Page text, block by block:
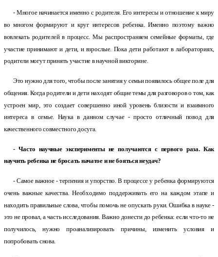
- Многое начинается именно с родителя. Его интересы и отношение к миру
во многом формируют и круг интересов ребенка. Именно поэтому важно
вовлекать родителей в процесс. Мы распространяем семейные форматы, где
участие принимают и дети, и взрослые. Пока дети работают в лабораториях,
родители могут принять участие в научной викторине.
Это нужно для того, чтобы после занятия у семьи появилось общее поле для
общения. Когда родители и дети находят общие темы для разговоров о том, как
устроен мир, это создает совершенно иной уровень близости и взаимного
интереса в семье. Наука в данном случае - просто отличный повод для
качественного совместного досуга.
- Часто научные эксперименты не получаются с первого раза. Как
научить ребенка не бросать начатое и не бояться неудач?
- Самое важное - терпения и упорство. В процессе у ребенка формируются
очень важные качества. Необходимо поддерживать его на каждом этапе и
находить правильные слова, чтобы помочь не опускать руки. Ошибка в науке -
это не провал, а часть исследования. Важно донести до ребенка: если что-то не
получилось, нужно проанализировать причины, изменить условия и
попробовать снова.